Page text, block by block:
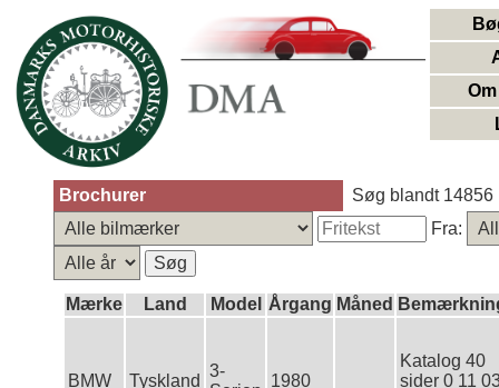
Brochurer
Søg blandt 14856
Fra:
Mærke Land Model Årgang Måned
BMW Tyskland
3-
1980
Katalog 40
sider 0 11